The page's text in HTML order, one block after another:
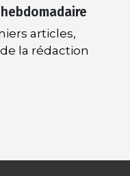
articles,
la rédaction